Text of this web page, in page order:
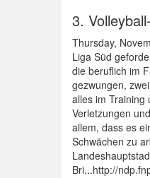
3.
Thursday,
Liga Süd
die beruflich im
gezwungen,
alles im Training
Verletzungen
allem, dass es
Schwächen zu
Bri...http://